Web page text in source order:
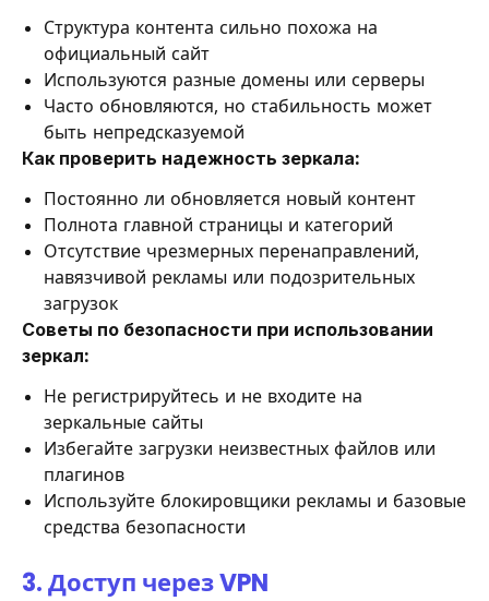
Структура контента сильно похожа на
официальный сайт
Используются разные домены или серверы
Часто обновляются, но стабильность может
быть непредсказуемой
Как проверить надежность зеркала:
Постоянно ли обновляется новый контент
Полнота главной страницы и категорий
Отсутствие чрезмерных перенаправлений,
навязчивой рекламы или подозрительных
загрузок
Советы по безопасности при использовании
зеркал:
Не регистрируйтесь и не входите на
зеркальные сайты
Избегайте загрузки неизвестных файлов или
плагинов
Используйте блокировщики рекламы и базовые
средства безопасности
3. Доступ через VPN